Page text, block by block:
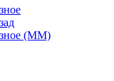
(ММ)